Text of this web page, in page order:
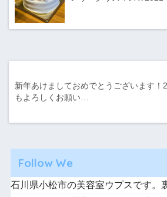
新年あけましておめでとうございます！
もよろしくお願い…
Follow We
石川県小松市の美容室ウプスです。